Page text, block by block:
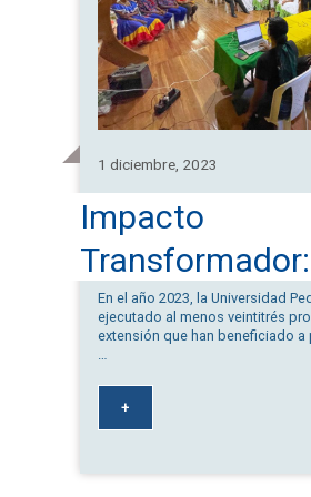
Impacto
Transformador:
Proyectos de
Educación y
en Colombia
1 diciembre, 2023
En el año 2023, la Universidad
ejecutado al menos veintitrés
extensión que han beneficiado a
+